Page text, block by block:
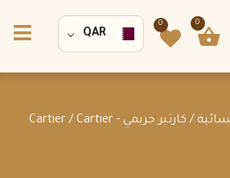
0
0
QAR
/كارتير حريمي - Cartier/ Cartier